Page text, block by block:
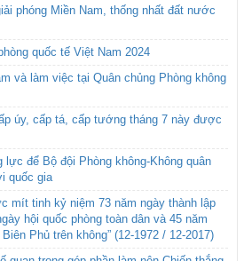
phóng Miền Nam, thống nhất đất nước
quốc tế Việt Nam 2024
và làm việc tại Quân chủng Phòng không
úy, cấp tá, cấp tướng tháng 7 này được
lực để Bộ đội Phòng không-Không quân
quốc gia
mít tinh kỷ niệm 73 năm ngày thành lập
hội quốc phòng toàn dân và 45 năm
Phủ trên không” (12-1972 / 12-2017)